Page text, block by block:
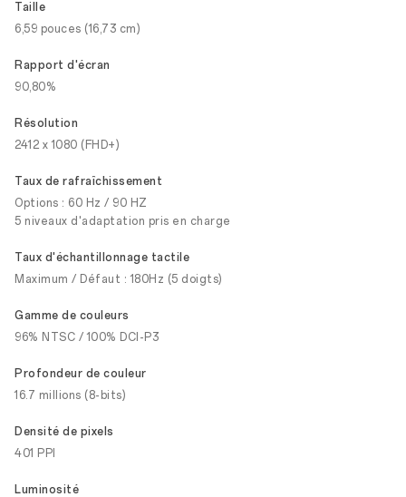
Taille
6,59 pouces (16,73 cm)
Rapport d'écran
90,80%
Résolution
2412 x 1080 (FHD+)
Taux de rafraîchissement
Options : 60 Hz / 90 HZ
5 niveaux d'adaptation pris en charge
Taux d'échantillonnage tactile
Maximum / Défaut : 180Hz (5 doigts)
Gamme de couleurs
96% NTSC / 100% DCI-P3
Profondeur de couleur
16.7 millions (8-bits)
Densité de pixels
401 PPI
Luminosité